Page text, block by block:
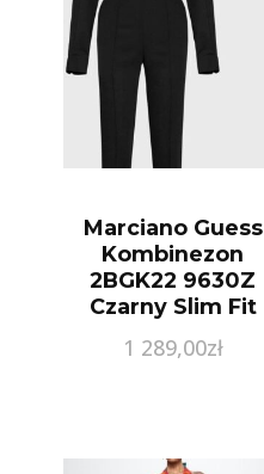
Marciano Guess
Kombinezon
2BGK22 9630Z
Czarny Slim Fit
1 289,00zł